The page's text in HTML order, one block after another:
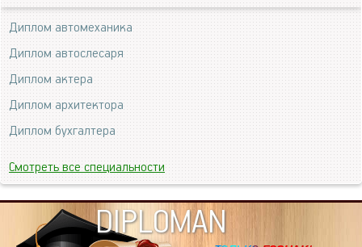
Диплом автомеханика
Диплом автослесаря
Диплом актера
Диплом архитектора
Диплом бухгалтера
Смотреть все специальности
DIPLOMAN